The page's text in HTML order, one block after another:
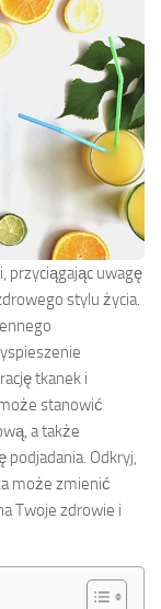
przyciągając uwagę
stylu życia.
tkanek i
stanowić
a także
podjadania. Odkryj,
może zmienić
Twoje zdrowie i